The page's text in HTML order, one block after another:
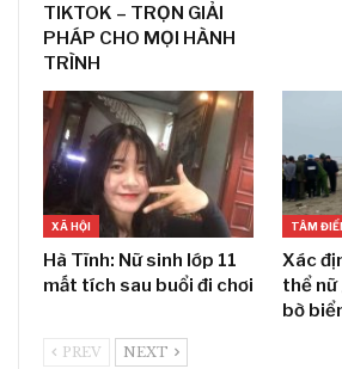
TIKTOK – TRỌN GIẢI
PHÁP CHO MỌI HÀNH
TRÌNH
XÃ HỘI
Hà Tĩnh: Nữ sinh lớp 11
mất tích sau buổi đi chơi
TÂM
Xác
thể
bờ
PREV NEXT